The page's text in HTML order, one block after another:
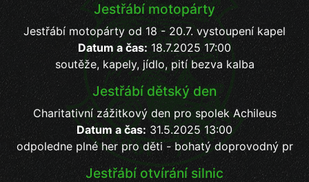
Jestřábí motopárty
Jestřábí motopárty od 18 - 20.7. vystoupení kapel
Datum a čas: 18.7.2025 17:00
soutěže, kapely, jídlo, pití bezva kalba
Jestřábí dětský den
Charitativní zážitkový den pro spolek Achileus
Datum a čas: 31.5.2025 13:00
odpoledne plné her pro děti - bohatý doprovodný pr
Jestřábí otvírání silnic